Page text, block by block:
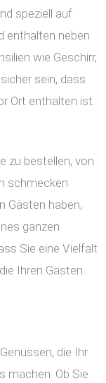
speziell auf
enthalten neben
wie Geschirr,
sein, dass
Ort enthalten ist.
zu bestellen, von
schmecken
Gästen haben,
ganzen
Sie eine Vielfalt
Ihren Gästen
die Ihr
machen. Ob Sie